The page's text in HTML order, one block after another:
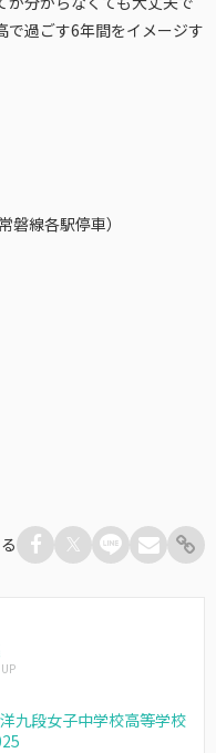
で過ごす6年間をイメージす
線各駅停車）
九段女子中学校高等学校